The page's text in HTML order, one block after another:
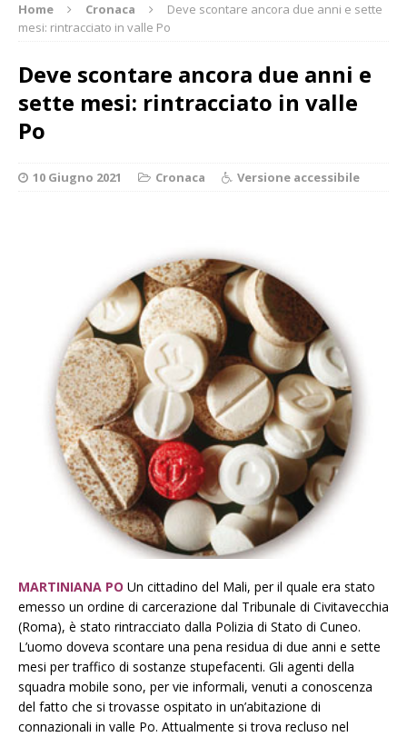
Home Cronaca
Deve scontare ancora due anni e sette
mesi: rintracciato in valle Po
Deve scontare ancora due anni e
sette mesi: rintracciato in valle
Po
10 Giugno 2021 Cronaca Versione accessibile
MARTINIANA PO Un cittadino del Mali, per il quale era stato
emesso un ordine di carcerazione dal Tribunale di Civitavecchia
(Roma), è stato rintracciato dalla Polizia di Stato di Cuneo.
L’uomo doveva scontare una pena residua di due anni e sette
mesi per traffico di sostanze stupefacenti. Gli agenti della
squadra mobile sono, per vie informali, venuti a conoscenza
del fatto che si trovasse ospitato in un’abitazione di
connazionali in valle Po. Attualmente si trova recluso nel